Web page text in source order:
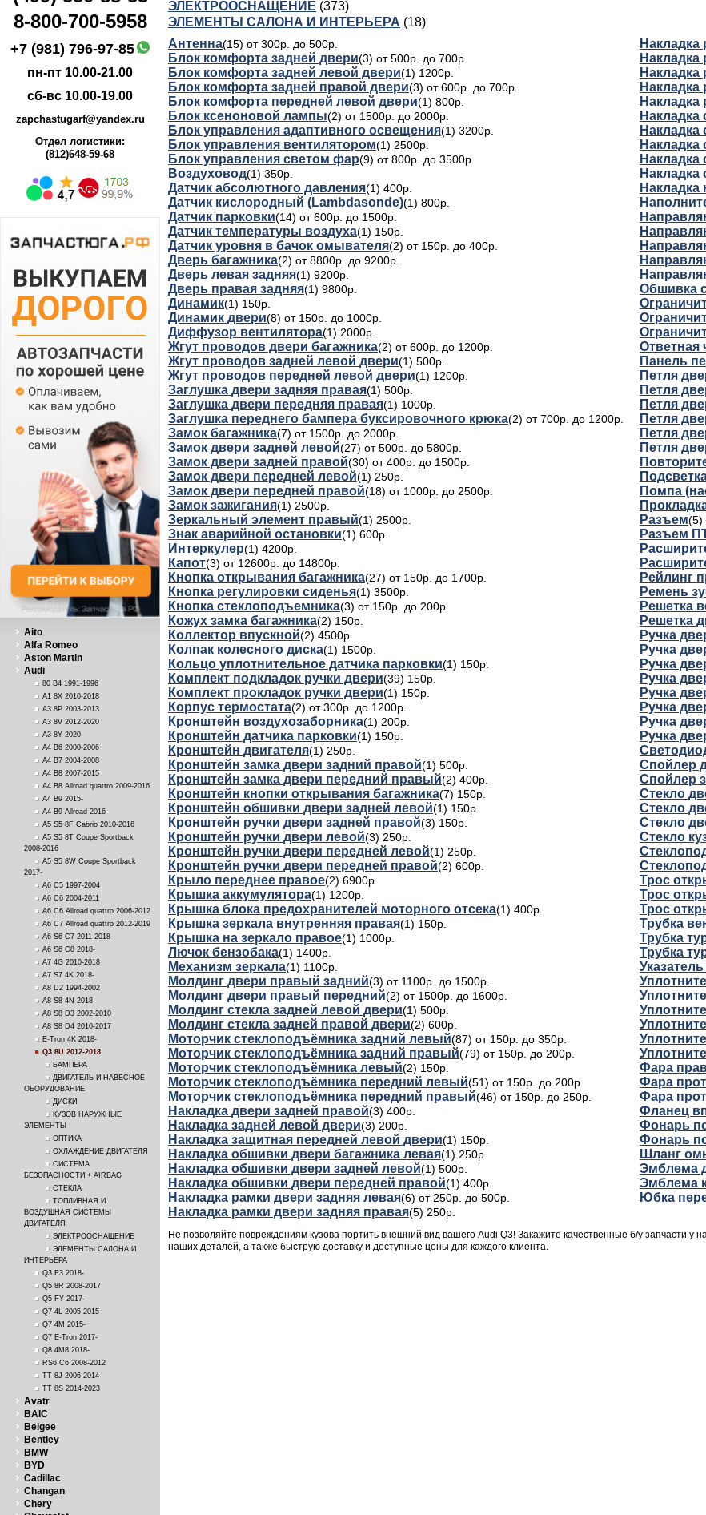
8-800-700-5958
+7 (981) 796-97-85
пн-пт 10.00-21.00
сб-вс 10.00-19.00
zapchastugarf@yandex.ru
Отдел логистики:
(812)648-59-68
Aito
Alfa Romeo
Aston Martin
Audi
80 B4 1991-1996
A1 8X 2010-2018
A3 8P 2003-2013
A3 8V 2012-2020
A3 8Y 2020-
A4 B6 2000-2006
A4 B7 2004-2008
A4 B8 2007-2015
A4 B8 Allroad quattro 2009-2016
A4 B9 2015-
A4 B9 Allroad 2016-
A5 S5 8F Cabrio 2010-2016
A5 S5 8T Coupe Sportback
2008-2016
A5 S5 8W Coupe Sportback
2017-
A6 C5 1997-2004
A6 C6 2004-2011
A6 C6 Allroad quattro 2006-2012
A6 C7 Allroad quattro 2012-2019
A6 S6 C7 2011-2018
A6 S6 C8 2018-
A7 4G 2010-2018
A7 S7 4K 2018-
A8 D2 1994-2002
A8 S8 4N 2018-
A8 S8 D3 2002-2010
A8 S8 D4 2010-2017
E-Tron 4K 2018-
Q3 8U 2012-2018
БАМПЕРА
ДВИГАТЕЛЬ И НАВЕСНОЕ
ОБОРУДОВАНИЕ
ДИСКИ
КУЗОВ НАРУЖНЫЕ
ЭЛЕМЕНТЫ
ОПТИКА
ОХЛАЖДЕНИЕ ДВИГАТЕЛЯ
СИСТЕМА
БЕЗОПАСНОСТИ + AIRBAG
СТЕКЛА
ТОПЛИВНАЯ И
ВОЗДУШНАЯ СИСТЕМЫ
ДВИГАТЕЛЯ
ЭЛЕКТРООСНАЩЕНИЕ
ЭЛЕМЕНТЫ САЛОНА И
ИНТЕРЬЕРА
Q3 F3 2018-
Q5 8R 2008-2017
Q5 FY 2017-
Q7 4L 2005-2015
Q7 4M 2015-
Q7 E-Tron 2017-
Q8 4M8 2018-
RS6 C6 2008-2012
TT 8J 2006-2014
TT 8S 2014-2023
Avatr
BAIC
Belgee
Bentley
BMW
BYD
Cadillac
Changan
Chery
ЭЛЕКТРООСНАЩЕНИЕ (373)
ЭЛЕМЕНТЫ САЛОНА И ИНТЕРЬЕРА (18)
Антенна(15) от 300р. до 500р.
Блок комфорта задней двери(3) от 500р. до 700р.
Блок комфорта задней левой двери(1) 1200р.
Блок комфорта задней правой двери(3) от 600р. до 700р.
Блок комфорта передней левой двери(1) 800р.
Блок ксеноновой лампы(2) от 1500р. до 2000р.
Блок управления адаптивного освещения(1) 3200р.
Блок управления вентилятором(1) 2500р.
Блок управления светом фар(9) от 800р. до 3500р.
Воздуховод(1) 350р.
Датчик абсолютного давления(1) 400р.
Датчик кислородный (Lambdasonde)(1) 800р.
Датчик парковки(14) от 600р. до 1500р.
Датчик температуры воздуха(1) 150р.
Датчик уровня в бачок омывателя(2) от 150р. до 400р.
Дверь багажника(2) от 8800р. до 9200р.
Дверь левая задняя(1) 9200р.
Дверь правая задняя(1) 9800р.
Динамик(1) 150р.
Динамик двери(8) от 150р. до 1000р.
Диффузор вентилятора(1) 2000р.
Жгут проводов двери багажника(2) от 600р. до 1200р.
Жгут проводов задней левой двери(1) 500р.
Жгут проводов передней левой двери(1) 1200р.
Заглушка двери задняя правая(1) 500р.
Заглушка двери передняя правая(1) 1000р.
Заглушка переднего бампера буксировочного крюка(2) от 700р. до 1200р.
Замок багажника(7) от 1500р. до 2000р.
Замок двери задней левой(27) от 500р. до 5800р.
Замок двери задней правой(30) от 400р. до 1500р.
Замок двери передней левой(1) 250р.
Замок двери передней правой(18) от 1000р. до 2500р.
Замок зажигания(1) 2500р.
Зеркальный элемент правый(1) 2500р.
Знак аварийной остановки(1) 600р.
Интеркулер(1) 4200р.
Капот(3) от 12600р. до 14800р.
Кнопка открывания багажника(27) от 150р. до 1700р.
Кнопка регулировки сиденья(1) 3500р.
Кнопка стеклоподъемника(3) от 150р. до 200р.
Кожух замка багажника(2) 150р.
Коллектор впускной(2) 4500р.
Колпак колесного диска(1) 1500р.
Кольцо уплотнительное датчика парковки(1) 150р.
Комплект подкладок ручки двери(39) 150р.
Комплект прокладок ручки двери(1) 150р.
Корпус термостата(2) от 300р. до 1200р.
Кронштейн воздухозаборника(1) 200р.
Кронштейн датчика парковки(1) 150р.
Кронштейн двигателя(1) 250р.
Кронштейн замка двери задний правой(1) 500р.
Кронштейн замка двери передний правый(2) 400р.
Кронштейн кнопки открывания багажника(7) 150р.
Кронштейн обшивки двери задней левой(1) 150р.
Кронштейн ручки двери задней правой(3) 150р.
Кронштейн ручки двери левой(3) 250р.
Кронштейн ручки двери передней левой(1) 250р.
Кронштейн ручки двери передней правой(2) 600р.
Крыло переднее правое(2) 6900р.
Крышка аккумулятора(1) 1200р.
Крышка блока предохранителей моторного отсека(1) 400р.
Крышка зеркала внутренняя правая(1) 150р.
Крышка на зеркало правое(1) 1000р.
Лючок бензобака(1) 1400р.
Механизм зеркала(1) 1100р.
Молдинг двери правый задний(3) от 1100р. до 1500р.
Молдинг двери правый передний(2) от 1500р. до 1600р.
Молдинг стекла задней левой двери(1) 500р.
Молдинг стекла задней правой двери(2) 600р.
Моторчик стеклоподъёмника задний левый(87) от 150р. до 350р.
Моторчик стеклоподъёмника задний правый(79) от 150р. до 200р.
Моторчик стеклоподъёмника левый(2) 150р.
Моторчик стеклоподъёмника передний левый(51) от 150р. до 200р.
Моторчик стеклоподъёмника передний правый(46) от 150р. до 250р.
Накладка двери задней правой(3) 400р.
Накладка задней левой двери(3) 200р.
Накладка защитная передней левой двери(1) 150р.
Накладка обшивки двери багажника левая(1) 250р.
Накладка обшивки двери задней левой(1) 500р.
Накладка обшивки двери передней правой(1) 400р.
Накладка рамки двери задняя левая(6) от 250р. до 500р.
Накладка рамки двери задняя правая(5) 250р.
Накладка
Накладка
Накладка
Накладка
Накладка
Накладка
Накладка
Накладка
Накладка
Накладка
Накладка
Обшивка
Ответная
Панель
Петля
Петля
Петля
Петля
Петля
Петля
Помпа
Разъем(5)
Разъем
Рейлинг
Ремень
Решетка
Решетка
Ручка
Ручка
Ручка
Ручка
Ручка
Ручка
Ручка
Ручка
Спойлер
Спойлер
Стекло
Стекло
Стекло
Стекло
Трос
Трос
Трос
Трубка
Трубка
Трубка
Фара
Фара
Фара
Фланец
Фонарь
Фонарь
Шланг
Эмблема
Эмблема
Юбка
Не позволяйте повреждениям кузова портить внешний вид вашего Audi Q3! Закажите качественные б/у запчасти
наших деталей, а также быструю доставку и доступные цены для каждого клиента.